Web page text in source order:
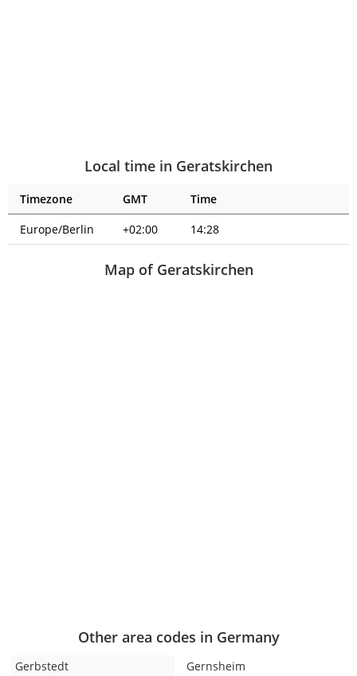
Local time in Geratskirchen
Timezone GMT
Time
Europe/Berlin
+02:00 14:28
Map of Geratskirchen
Other area codes in Germany
Gerbstedt Gernsheim